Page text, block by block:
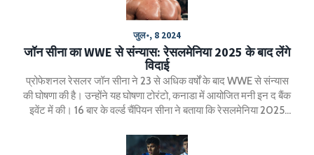
जुल॰, 8 2024
जॉन सीना का WWE से संन्यास: रेसलमेनिया 2025 के बाद लेंगे
विदाई
प्रोफेशनल रेसलर जॉन सीना ने 23 से अधिक वर्षों के बाद WWE से संन्यास
की घोषणा की है। उन्होंने यह घोषणा टोरंटो, कनाडा में आयोजित मनी इन द बैंक
इवेंट में की। 16 बार के वर्ल्ड चैंपियन सीना ने बताया कि रेसलमेनिया 2025
पर जाने वाले मंडे नाइट रॉ में भाग लेते रहेंगे।